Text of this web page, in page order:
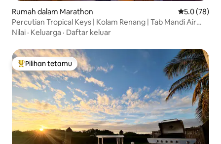
Rumah dalam Marathon Penarafan
5.0 (78)
Percutian Tropical Keys | Kolam Renang | Tab Mandi Air
Panas | Panggung Wayang
Nilai · Keluarga · Daftar keluar
Pilihan utama tetamu
Pilihan tetamu